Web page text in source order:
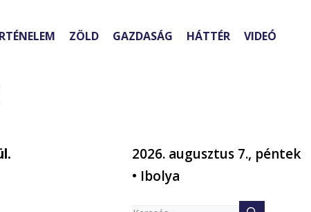
ZÖLD GAZDASÁG HÁTTÉR VIDEÓ
2026. augusztus 7., péntek
• Ibolya